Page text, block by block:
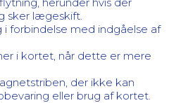
sker lægeskift.
forbindelse med indgåelse af
i kortet, når dette er mere
der ikke kan
eller brug af kortet.